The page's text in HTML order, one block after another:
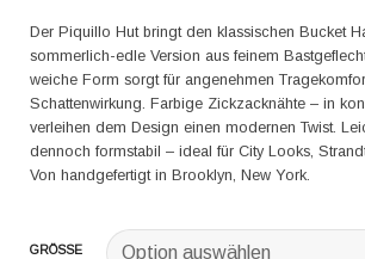
Der Piquillo Hut bringt den klassischen Bucket
sommerlich-edle Version aus feinem
weiche Form sorgt für angenehmen
Schattenwirkung. Farbige Zickzacknähte – in
verleihen dem Design einen modernen Twist.
dennoch formstabil – ideal für City Looks,
Von handgefertigt in Brooklyn, New York.
GRÖSSE